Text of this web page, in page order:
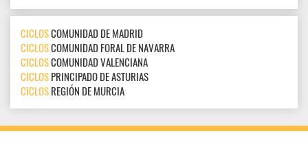
CICLOSCOMUNIDAD DE MADRID
CICLOSCOMUNIDAD FORAL DE NAVARRA
CICLOSCOMUNIDAD VALENCIANA
CICLOSPRINCIPADO DE ASTURIAS
CICLOSREGIÓN DE MURCIA